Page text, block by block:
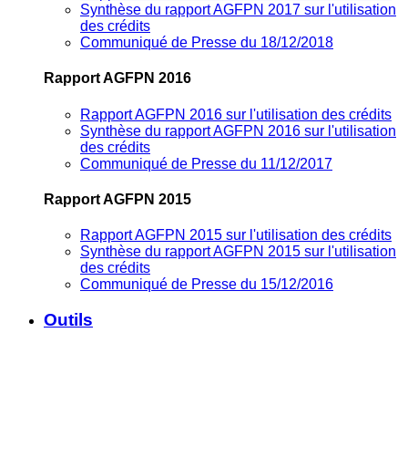
Synthèse du rapport AGFPN 2017 sur l'utilisation
des crédits
Communiqué de Presse du 18/12/2018
Rapport AGFPN 2016
Rapport AGFPN 2016 sur l'utilisation des crédits
Synthèse du rapport AGFPN 2016 sur l'utilisation
des crédits
Communiqué de Presse du 11/12/2017
Rapport AGFPN 2015
Rapport AGFPN 2015 sur l'utilisation des crédits
Synthèse du rapport AGFPN 2015 sur l'utilisation
des crédits
Communiqué de Presse du 15/12/2016
Outils